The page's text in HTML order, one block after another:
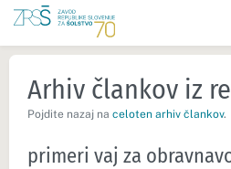
Arhiv člankov iz
Pojdite nazaj na celoten arhiv člankov.
primeri vaj za